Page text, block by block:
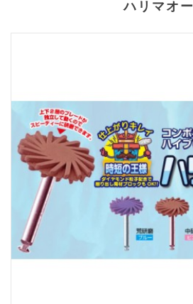
ハリマオー